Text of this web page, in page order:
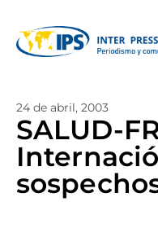
24 de abril, 2003
SALUD-